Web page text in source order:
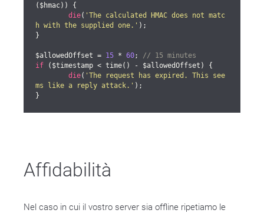
($hmac)) {
die( 'The calculated HMAC does not matc
h with the supplied one.' );
}
$allowedOffset = 15 * 60; // 15 minutes
if ($timestamp < time() - $allowedOffset) {
die( 'The request has expired. This see
ms like a reply attack.' );
}
Affidabilità
Nel caso in cui il vostro server sia offline ripetiamo le